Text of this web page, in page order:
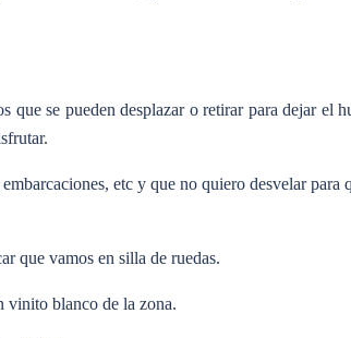
se pueden desplazar o retirar para dejar el
etc y que no quiero desvelar para
que vamos en silla de ruedas.
vinito blanco de la zona.